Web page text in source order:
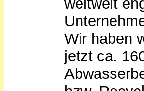
weltweit
Wir haben
jetzt ca.